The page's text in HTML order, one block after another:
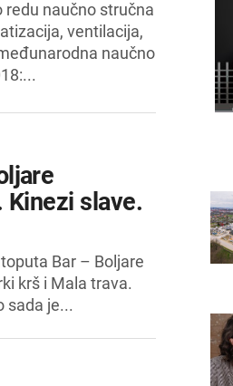
redu naučno stručna
ventilacija,
naučno
Kinezi slave.
Bar – Boljare
krš i Mala trava.
sada je...